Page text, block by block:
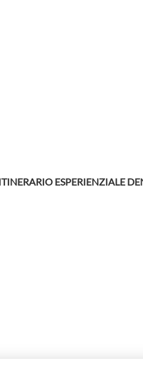
ESPERIENZIALE